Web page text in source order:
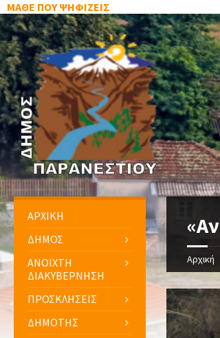
ΜΑΘΕ ΠΟΥ ΨΗΦΙΖΕΙΣ
Αρχική
ΑΡΧΙΚΗ
ΔΗΜΟΣ
ΑΝΟΙΧΤΗ
ΔΙΑΚΥΒΕΡΝΗΣΗ
ΠΡΟΣΚΛΗΣΕΙΣ
ΔΗΜΟΤΗΣ